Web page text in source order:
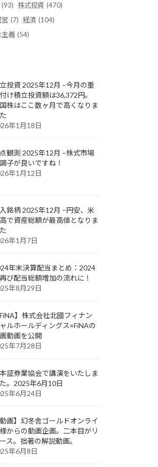
(93) 株式投資 (470)
営 (7) 経済 (104)
主義 (54)
投資 2025年12月 –今月の重
け積立投資額は36,372円。
株はここ数ヶ月で高くなりま
年1月18日
観測 2025年12月 –株式市場
子が良いですね！
年1月12日
銘柄 2025年12月 –円安、米
で資産総額が最高値となりま
年1月7日
年末決算配当まとめ：2024
び配当総額増加の流れに！
年8月29日
FiNA】株式会社北國フィナン
ルホールディングス×FiNAの
動画を公開
年7月28日
証券業協会で講演をいたしま
。2025年6月10日
年6月24日
動画】幻冬舎ゴールドオンライ
からの動画企画。二本目がリ
ス。拙著の解説動画。
年6月8日